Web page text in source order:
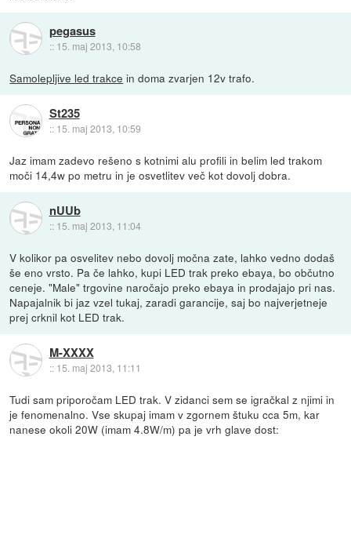
pegasus
:: 15. maj 2013, 10:58
Samolepljive led trakce in doma zvarjen 12v trafo.
St235
:: 15. maj 2013, 10:59
Jaz imam zadevo rešeno s kotnimi alu profili in belim led trakom
moči 14,4w po metru in je osvetlitev več kot dovolj dobra.
nUUb
:: 15. maj 2013, 11:04
V kolikor pa osvelitev nebo dovolj močna zate, lahko vedno dodaš
še eno vrsto. Pa če lahko, kupi LED trak preko ebaya, bo občutno
ceneje. "Male" trgovine naročajo preko ebaya in prodajajo pri nas.
Napajalnik bi jaz vzel tukaj, zaradi garancije, saj bo najverjetneje
prej crknil kot LED trak.
M-XXXX
:: 15. maj 2013, 11:11
Tudi sam priporočam LED trak. V zidanci sem se igračkal z njimi in
je fenomenalno. Vse skupaj imam v zgornem štuku cca 5m, kar
nanese okoli 20W (imam 4.8W/m) pa je vrh glave dost: